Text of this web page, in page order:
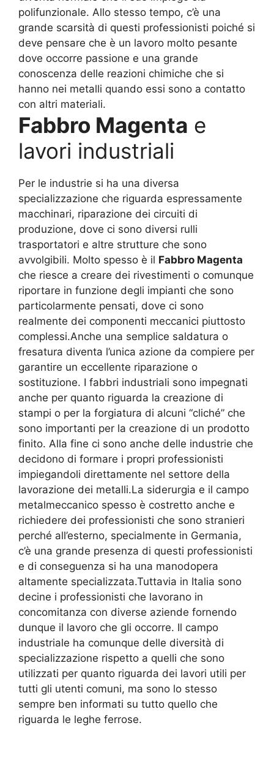
polifunzionale. Allo stesso tempo, c’è una
grande scarsità di questi professionisti poiché si
deve pensare che è un lavoro molto pesante
dove occorre passione e una grande
conoscenza delle reazioni chimiche che si
hanno nei metalli quando essi sono a contatto
con altri materiali.
Fabbro Magenta e
lavori industriali
Per le industrie si ha una diversa
specializzazione che riguarda espressamente
macchinari, riparazione dei circuiti di
produzione, dove ci sono diversi rulli
trasportatori e altre strutture che sono
avvolgibili. Molto spesso è il Fabbro Magenta
che riesce a creare dei rivestimenti o comunque
riportare in funzione degli impianti che sono
particolarmente pensati, dove ci sono
realmente dei componenti meccanici piuttosto
complessi.Anche una semplice saldatura o
fresatura diventa l’unica azione da compiere per
garantire un eccellente riparazione o
sostituzione. I fabbri industriali sono impegnati
anche per quanto riguarda la creazione di
stampi o per la forgiatura di alcuni “cliché” che
sono importanti per la creazione di un prodotto
finito. Alla fine ci sono anche delle industrie che
decidono di formare i propri professionisti
impiegandoli direttamente nel settore della
lavorazione dei metalli.La siderurgia e il campo
metalmeccanico spesso è costretto anche e
richiedere dei professionisti che sono stranieri
perché all’esterno, specialmente in Germania,
c’è una grande presenza di questi professionisti
e di conseguenza si ha una manodopera
altamente specializzata.Tuttavia in Italia sono
decine i professionisti che lavorano in
concomitanza con diverse aziende fornendo
dunque il lavoro che gli occorre. Il campo
industriale ha comunque delle diversità di
specializzazione rispetto a quelli che sono
utilizzati per quanto riguarda dei lavori utili per
tutti gli utenti comuni, ma sono lo stesso
sempre ben informati su tutto quello che
riguarda le leghe ferrose.